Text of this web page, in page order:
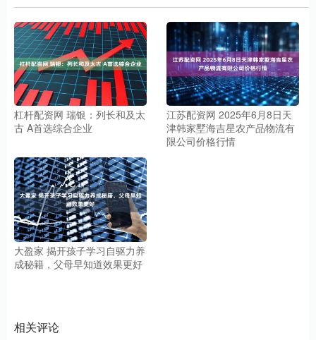
杠杆配资网 瑞银：列长和及太
古 A首选综合企业
江苏配资网 2025年6月8日天
津韩家墅海吉星农产品物流有
限公司价格行情
大盈家 揭开孩子学习自驱力养
成秘籍，父母早知道效果更好
相关评论